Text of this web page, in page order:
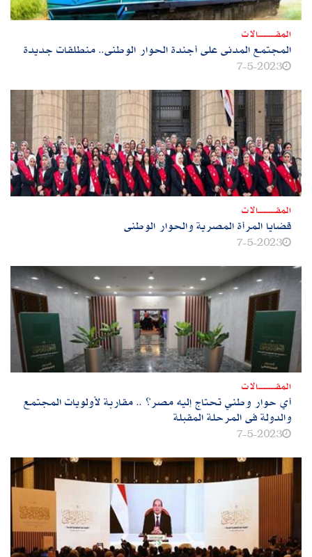
المقــــــــــــالات
المجتمع المدنى على أجندة الحوار الوطنى.. منطلقات جديدة
7-5-2023
المقــــــــــــالات
قضايا المرأة المصرية والحوار الوطنى
7-5-2023
المقــــــــــــالات
أي حوار وطني تحتاج إليه مصر؟ .. مقاربة لأولويات المجتمع
والدولة فى المرحلة المقبلة
7-5-2023